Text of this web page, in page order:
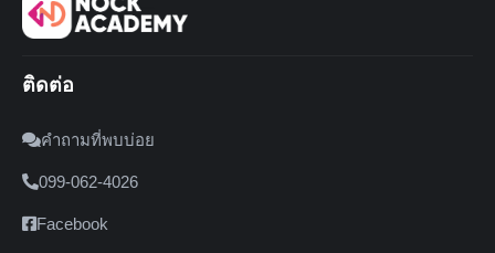
ติดต่อ
คำถามที่พบบ่อย
099-062-4026
Facebook